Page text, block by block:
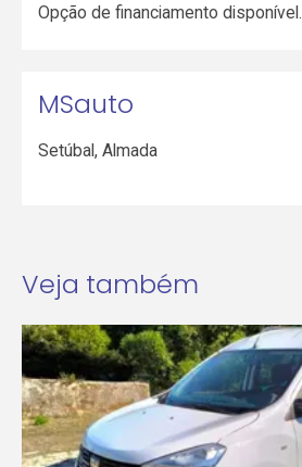
Opção de financiamento disponível.
MSauto
Setúbal,Almada
Veja também